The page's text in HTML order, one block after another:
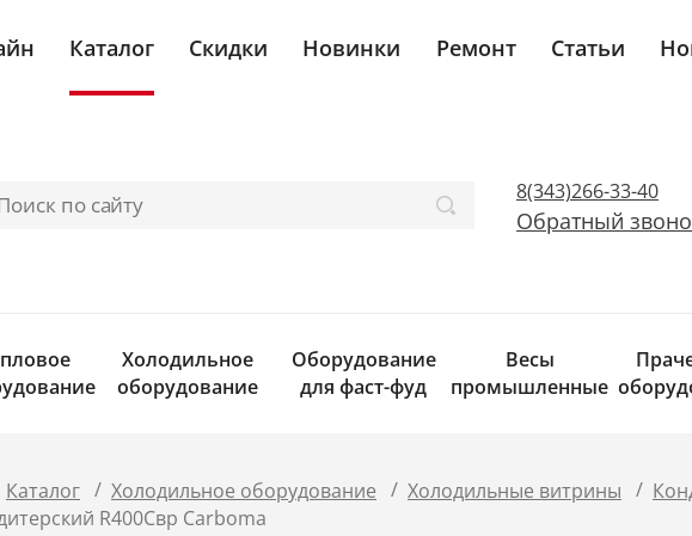
Каталог Скидки Новинки Ремонт Статьи
8(343)266-33-40
Обратный
Холодильное
оборудование
Оборудование
для фаст-фуд
Весы
промышленные
Каталог / Холодильное оборудование / Холодильные витрины /
R400Cвр Сarboma